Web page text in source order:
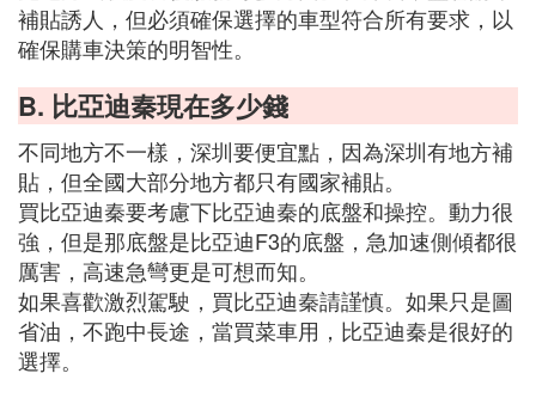
補貼誘人，但必須確保選擇的車型符合所有要求，以
確保購車決策的明智性。
B. 比亞迪秦現在多少錢
不同地方不一樣，深圳要便宜點，因為深圳有地方補
貼，但全國大部分地方都只有國家補貼。
買比亞迪秦要考慮下比亞迪秦的底盤和操控。動力很
強，但是那底盤是比亞迪F3的底盤，急加速側傾都很
厲害，高速急彎更是可想而知。
如果喜歡激烈駕駛，買比亞迪秦請謹慎。如果只是圖
省油，不跑中長途，當買菜車用，比亞迪秦是很好的
選擇。